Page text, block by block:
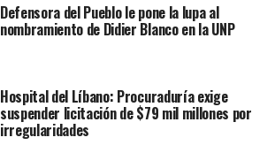
Defensora del Pueblo le pone la lupa al
nombramiento de Didier Blanco en la UNP
Hospital del Líbano: Procuraduría exige
suspender licitación de $79 mil millones por
irregularidades